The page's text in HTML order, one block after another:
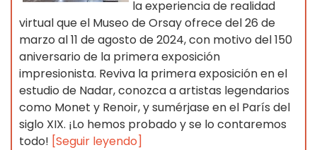
la experiencia de realidad
virtual que el Museo de Orsay ofrece del 26 de
marzo al 11 de agosto de 2024, con motivo del 150
aniversario de la primera exposición
impresionista. Reviva la primera exposición en el
estudio de Nadar, conozca a artistas legendarios
como Monet y Renoir, y sumérjase en el París del
siglo XIX. ¡Lo hemos probado y se lo contaremos
todo! [Seguir leyendo]